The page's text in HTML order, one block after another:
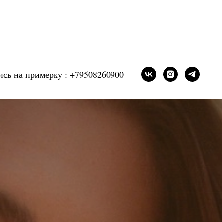
на примерку : +79508260900